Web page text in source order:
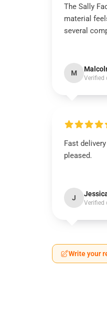
The Sally
material
several
M
Verified
Fast
pleased.
J
Verified
Write your